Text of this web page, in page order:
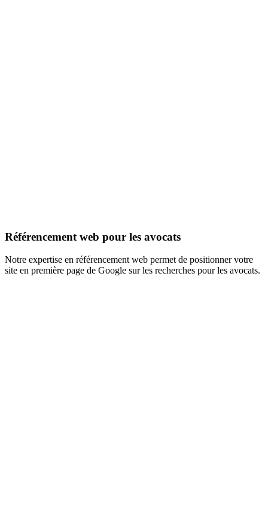
Référencement web pour les avocats
Notre expertise en référencement web permet de positionner votre
site en première page de Google sur les recherches pour les avocats.